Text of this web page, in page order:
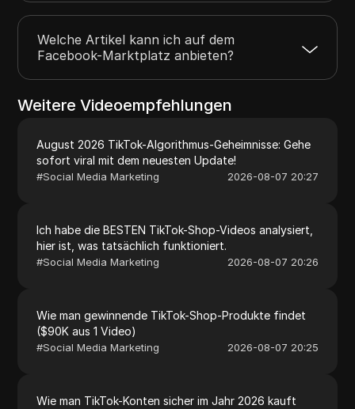
Welche Artikel kann ich auf dem
Facebook-Marktplatz anbieten?
Weitere Videoempfehlungen
August 2026 TikTok-Algorithmus-Geheimnisse: Gehe
sofort viral mit dem neuesten Update!
#Social Media Marketing 2026-08-07 20:27
Ich habe die BESTEN TikTok-Shop-Videos analysiert,
hier ist, was tatsächlich funktioniert.
#Social Media Marketing 2026-08-07 20:26
Wie man gewinnende TikTok-Shop-Produkte findet
($90K aus 1 Video)
#Social Media Marketing 2026-08-07 20:25
Wie man TikTok-Konten sicher im Jahr 2026 kauft